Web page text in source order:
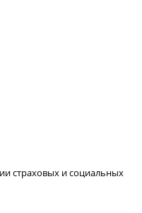
страховых и социальных